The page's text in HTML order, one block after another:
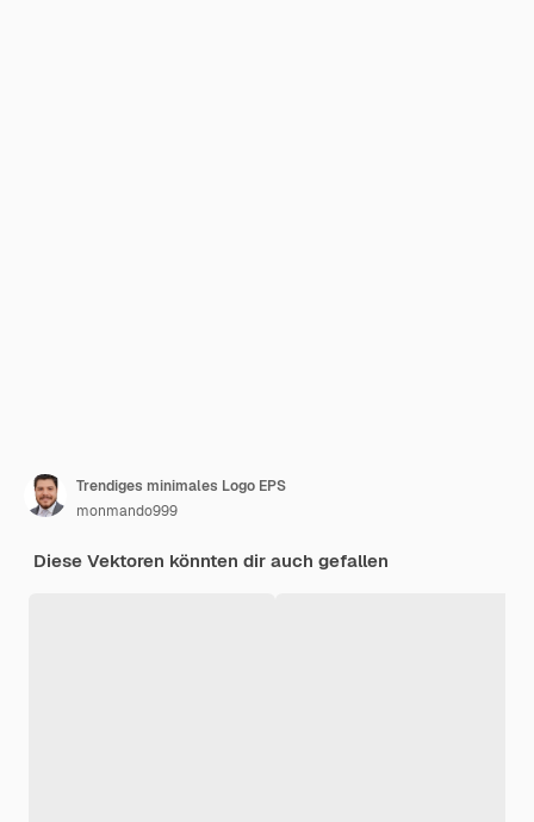
Trendiges minimales Logo EPS
monmando999
Diese Vektoren könnten dir auch gefallen